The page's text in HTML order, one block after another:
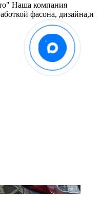
Наша компания
фасона, дизайна,и